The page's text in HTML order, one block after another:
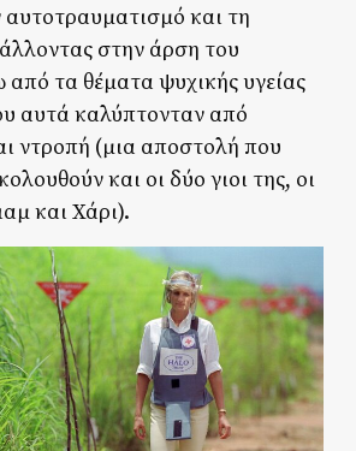
και τη
στην άρση του
από τα θέματα ψυχικής υγείας
αυτά καλύπτονταν από
ντροπή (μια αποστολή που
και οι δύο γιοι της, οι
και Χάρι).